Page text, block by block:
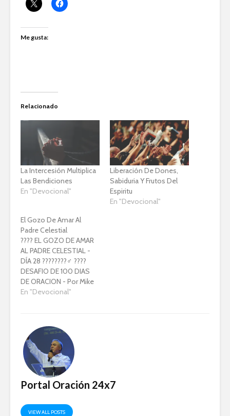
Me gusta:
Relacionado
La Intercesión Multiplica
Las Bendiciones
En "Devocional"
Liberación De Dones,
Sabiduria Y Frutos Del
Espiritu
En "Devocional"
El Gozo De Amar Al
Padre Celestial
????️ EL GOZO DE AMAR
AL PADRE CELESTIAL -
DÍA 28 ????????♂️ ????
DESAFIO DE 100 DIAS
DE ORACION - Por Mike
Bickle (Devocional) ????
de oración. (E. M.
Bounds) ???? MI PADRE
TERRENAL y…
En "Devocional"
Portal Oración 24x7
VIEW ALL POSTS